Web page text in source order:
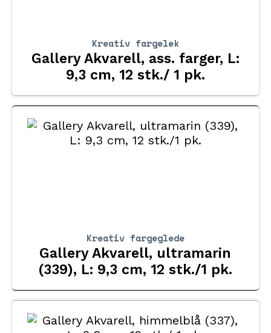
Kreativ fargelek
Gallery Akvarell, ass. farger, L:
9,3 cm, 12 stk./ 1 pk.
Kreativ fargeglede
Gallery Akvarell, ultramarin
(339), L: 9,3 cm, 12 stk./1 pk.